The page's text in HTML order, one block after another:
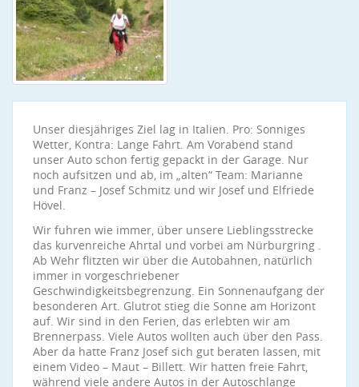
Unser diesjähriges Ziel lag in Italien. Pro: Sonniges
Wetter, Kontra: Lange Fahrt. Am Vorabend stand
unser Auto schon fertig gepackt in der Garage. Nur
noch aufsitzen und ab, im „alten“ Team: Marianne
und Franz – Josef Schmitz und wir Josef und Elfriede
Hövel.
Wir fuhren wie immer, über unsere Lieblingsstrecke
das kurvenreiche Ahrtal und vorbei am Nürburgring .
Ab Wehr flitzten wir über die Autobahnen, natürlich
immer in vorgeschriebener
Geschwindigkeitsbegrenzung. Ein Sonnenaufgang der
besonderen Art. Glutrot stieg die Sonne am Horizont
auf. Wir sind in den Ferien, das erlebten wir am
Brennerpass. Viele Autos wollten auch über den Pass.
Aber da hatte Franz Josef sich gut beraten lassen, mit
einem Video – Maut – Billett. Wir hatten freie Fahrt,
während viele andere Autos in der Autoschlange